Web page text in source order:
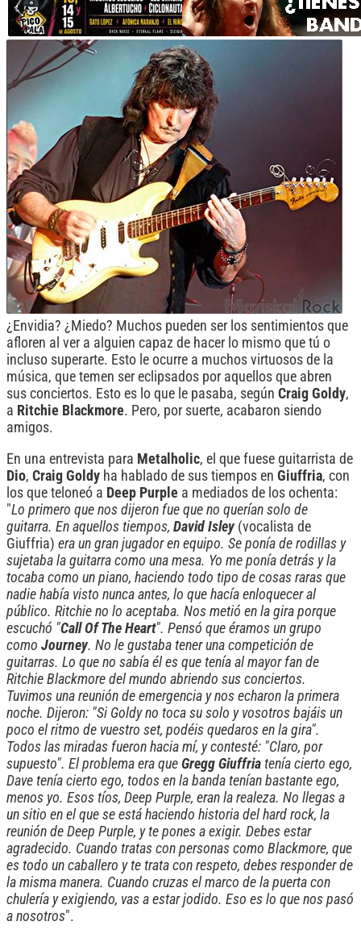
¿Envidia? ¿Miedo? Muchos pueden ser los sentimientos que
afloren al ver a alguien capaz de hacer lo mismo que tú o
incluso superarte. Esto le ocurre a muchos virtuosos de la
música, que temen ser eclipsados por aquellos que abren
sus conciertos. Esto es lo que le pasaba, según Craig Goldy,
a Ritchie Blackmore. Pero, por suerte, acabaron siendo
amigos.
En una entrevista para Metalholic, el que fuese guitarrista de
Dio, Craig Goldy ha hablado de sus tiempos en Giuffria, con
los que teloneó a Deep Purple a mediados de los ochenta:
"Lo primero que nos dijeron fue que no querían solo de
guitarra. En aquellos tiempos, David Isley (vocalista de
Giuffria) era un gran jugador en equipo. Se ponía de rodillas y
sujetaba la guitarra como una mesa. Yo me ponía detrás y la
tocaba como un piano, haciendo todo tipo de cosas raras que
nadie había visto nunca antes, lo que hacía enloquecer al
público. Ritchie no lo aceptaba. Nos metió en la gira porque
escuchó "Call Of The Heart". Pensó que éramos un grupo
como Journey. No le gustaba tener una competición de
guitarras. Lo que no sabía él es que tenía al mayor fan de
Ritchie Blackmore del mundo abriendo sus conciertos.
Tuvimos una reunión de emergencia y nos echaron la primera
noche. Dijeron: "Si Goldy no toca su solo y vosotros bajáis un
poco el ritmo de vuestro set, podéis quedaros en la gira".
Todos las miradas fueron hacia mí, y contesté: "Claro, por
supuesto". El problema era que Gregg Giuffria tenía cierto ego,
Dave tenía cierto ego, todos en la banda tenían bastante ego,
menos yo. Esos tíos, Deep Purple, eran la realeza. No llegas a
un sitio en el que se está haciendo historia del hard rock, la
reunión de Deep Purple, y te pones a exigir. Debes estar
agradecido. Cuando tratas con personas como Blackmore, que
es todo un caballero y te trata con respeto, debes responder de
la misma manera. Cuando cruzas el marco de la puerta con
chulería y exigiendo, vas a estar jodido. Eso es lo que nos pasó
a nosotros".